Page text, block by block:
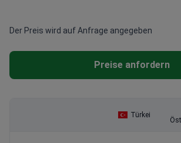
Der Preis wird auf Anfrage angegeben
Preise anfordern
Türkei